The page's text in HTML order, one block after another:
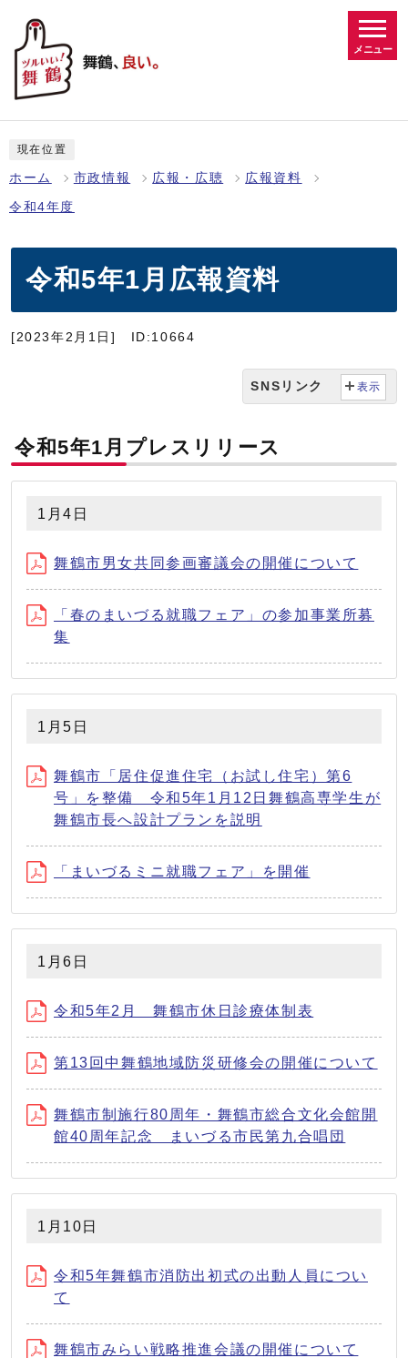
メニュー
現在位置
ホーム 市政情報 広報・広聴 広報資料
令和4年度
令和5年1月広報資料
[2023年2月1日] ID:10664
SNSリンク 表示
令和5年1月プレスリリース
1月4日
舞鶴市男女共同参画審議会の開催について
「春のまいづる就職フェア」の参加事業所募
集
1月5日
舞鶴市「居住促進住宅（お試し住宅）第6
号」を整備 令和5年1月12日舞鶴高専学生が
舞鶴市長へ設計プランを説明
「まいづるミニ就職フェア」を開催
1月6日
令和5年2月 舞鶴市休日診療体制表
第13回中舞鶴地域防災研修会の開催について
舞鶴市制施行80周年・舞鶴市総合文化会館開
館40周年記念 まいづる市民第九合唱団
1月10日
令和5年舞鶴市消防出初式の出動人員につい
て
舞鶴市みらい戦略推進会議の開催について